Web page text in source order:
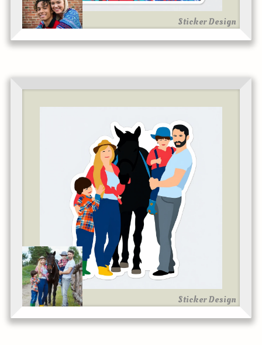
Sticker Design
Sticker Design